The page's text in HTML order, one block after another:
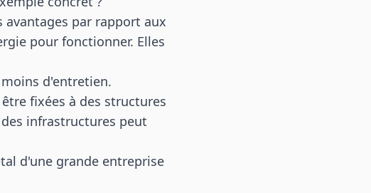
par rapport aux
pour fonctionner. Elles
d'entretien.
fixées à des structures
infrastructures peut
d'une grande entreprise